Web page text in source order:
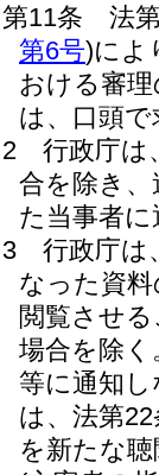
第11条
法
第6号)によ
おける審
は、口頭
2
行政庁は
合を除き
た当事者
3
行政庁は
なった資
閲覧させ
場合を除く
等に通知
は、法第
を新たな